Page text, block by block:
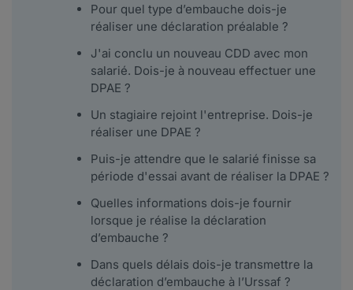
Pour quel type d’embauche dois-je
réaliser une déclaration préalable ?
J'ai conclu un nouveau CDD avec mon
salarié. Dois-je à nouveau effectuer une
DPAE ?
Un stagiaire rejoint l'entreprise. Dois-je
réaliser une DPAE ?
Puis-je attendre que le salarié finisse sa
période d'essai avant de réaliser la DPAE ?
Quelles informations dois-je fournir
lorsque je réalise la déclaration
d’embauche ?
Dans quels délais dois-je transmettre la
déclaration d’embauche à l’Urssaf ?